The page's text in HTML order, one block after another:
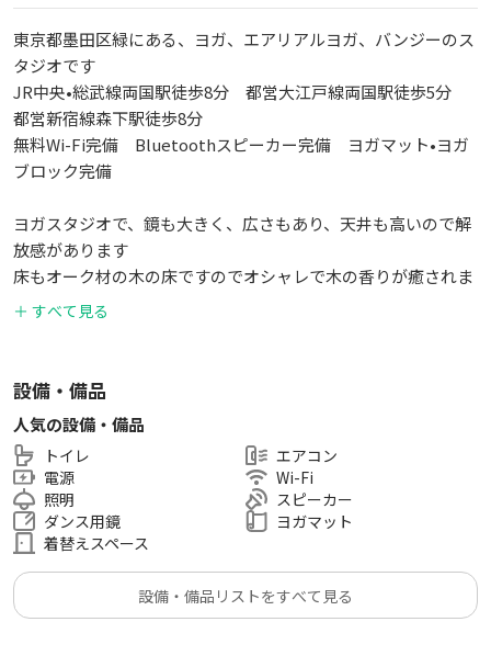
東京都墨田区緑にある、ヨガ、エアリアルヨガ、バンジーのス
タジオです
JR中央•総武線両国駅徒歩8分 都営大江戸線両国駅徒歩5分
都営新宿線森下駅徒歩8分
無料Wi-Fi完備 Bluetoothスピーカー完備 ヨガマット•ヨガ
ブロック完備
ヨガスタジオで、鏡も大きく、広さもあり、天井も高いので解
放感があります
床もオーク材の木の床ですのでオシャレで木の香りが癒されま
す
＋ すべて見る
設備・備品
人気の設備・備品
トイレ
電源
照明
ダンス用鏡
着替えスペース
エアコン
Wi-Fi
スピーカー
ヨガマット
設備・備品リストをすべて見る